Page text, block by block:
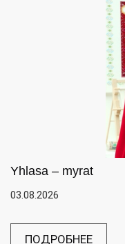
Yhlasa – myrat
03.08.2026
ПОДРОБНЕЕ